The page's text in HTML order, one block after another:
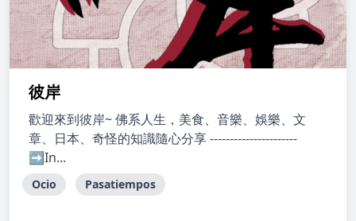
彼岸
歡迎來到彼岸~ 佛系人生，美食、音樂、娛樂、文
章、日本、奇怪的知識隨心分享 ----------------------
➡️In...
Ocio Pasatiempos